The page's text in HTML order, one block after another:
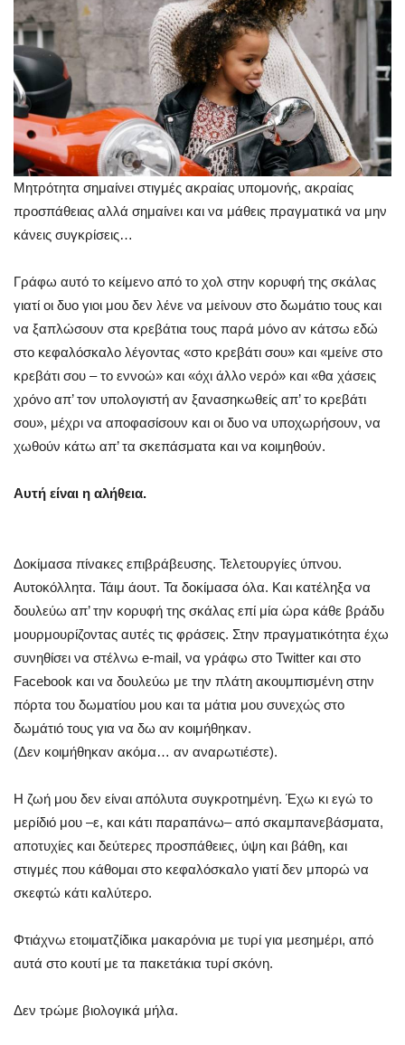
Μητρότητα σημαίνει στιγμές ακραίας υπομονής, ακραίας
προσπάθειας αλλά σημαίνει και να μάθεις πραγματικά να μην
κάνεις συγκρίσεις…
Γράφω αυτό το κείμενο από το χολ στην κορυφή της σκάλας
γιατί οι δυο γιοι μου δεν λένε να μείνουν στο δωμάτιο τους και
να ξαπλώσουν στα κρεβάτια τους παρά μόνο αν κάτσω εδώ
στο κεφαλόσκαλο λέγοντας «στο κρεβάτι σου» και «μείνε στο
κρεβάτι σου – το εννοώ» και «όχι άλλο νερό» και «θα χάσεις
χρόνο απ’ τον υπολογιστή αν ξανασηκωθείς απ’ το κρεβάτι
σου», μέχρι να αποφασίσουν και οι δυο να υποχωρήσουν, να
χωθούν κάτω απ’ τα σκεπάσματα και να κοιμηθούν.
Αυτή είναι η αλήθεια.
Δοκίμασα πίνακες επιβράβευσης. Τελετουργίες ύπνου.
Αυτοκόλλητα. Τάιμ άουτ. Τα δοκίμασα όλα. Και κατέληξα να
δουλεύω απ’ την κορυφή της σκάλας επί μία ώρα κάθε βράδυ
μουρμουρίζοντας αυτές τις φράσεις. Στην πραγματικότητα έχω
συνηθίσει να στέλνω e-mail, να γράφω στο Twitter και στο
Facebook και να δουλεύω με την πλάτη ακουμπισμένη στην
πόρτα του δωματίου μου και τα μάτια μου συνεχώς στο
δωμάτιό τους για να δω αν κοιμήθηκαν.
(Δεν κοιμήθηκαν ακόμα… αν αναρωτιέστε).
Η ζωή μου δεν είναι απόλυτα συγκροτημένη. Έχω κι εγώ το
μερίδιό μου –ε, και κάτι παραπάνω– από σκαμπανεβάσματα,
αποτυχίες και δεύτερες προσπάθειες, ύψη και βάθη, και
στιγμές που κάθομαι στο κεφαλόσκαλο γιατί δεν μπορώ να
σκεφτώ κάτι καλύτερο.
Φτιάχνω ετοιματζίδικα μακαρόνια με τυρί για μεσημέρι, από
αυτά στο κουτί με τα πακετάκια τυρί σκόνη.
Δεν τρώμε βιολογικά μήλα.